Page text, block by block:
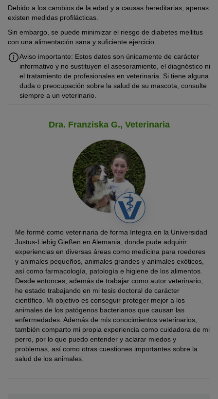
Debido a los cambios de la edad y a causas hereditarias, apenas
existen medidas profilácticas.
Sin embargo, se puede minimizar el riesgo de diabetes mellitus
con una alimentación sana y suficiente ejercicio.
Aviso importante: Estos datos son únicamente de carácter
informativo y no sustituyen el asesoramiento, el diagnóstico ni
el tratamiento de profesionales en veterinaria. Si tiene alguna
duda o preocupación sobre la salud de su mascota, consulte
siempre a un veterinario.
Dra. Franziska G., Veterinaria
Me formé como veterinaria de forma íntegra en la Universidad
Justus-Liebig Gießen en Alemania, donde pude adquirir
experiencias en diversas áreas como medicina para roedores
y animales pequeños, animales grandes y animales exóticos,
así como farmacología, patología e higiene de los alimentos.
Desde entonces, además de trabajar como autor veterinario,
he estado trabajando en mi tesis doctoral de carácter
científico. Mi objetivo es conseguir proteger mejor a los
animales de los patógenos bacterianos que causan las
enfermedades. Además de mis conocimientos veterinarios,
también comparto mi propia experiencia como cuidadora de mi
perro, por lo que puedo entender y aclarar miedos y
problemas, así como otras cuestiones importantes sobre la
salud de los animales.